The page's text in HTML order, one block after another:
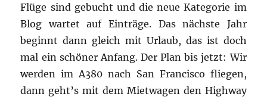
Flüge sind gebucht und die neue Kategorie im
Blog wartet auf Einträge. Das nächste Jahr
beginnt dann gleich mit Urlaub, das ist doch
mal ein schöner Anfang. Der Plan bis jetzt: Wir
werden im A380 nach San Francisco fliegen,
dann geht’s mit dem Mietwagen den Highway